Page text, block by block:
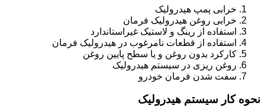
خرابی پمپ هیدرولیک
خرابی روغن هیدرولیک فرمان
استفاده از رینگ و لاستیک غیراستاندارد
استفاده از قطعات نامرغوب در هیدرولیک فرمان
کارکرد بدون روغن و یا سطح پایین روغن
روغن ریزی در سیستم هیدرولیک
سفت شدن فرمان خودرو
نحوه کار سیستم هیدرولیک